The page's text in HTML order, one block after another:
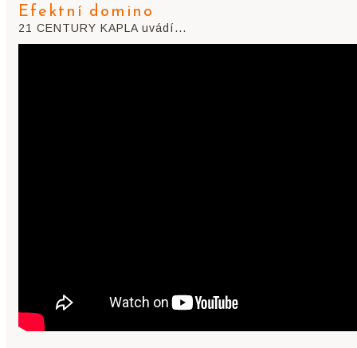
Efektní domino
21 CENTURY KAPLA uvádí...